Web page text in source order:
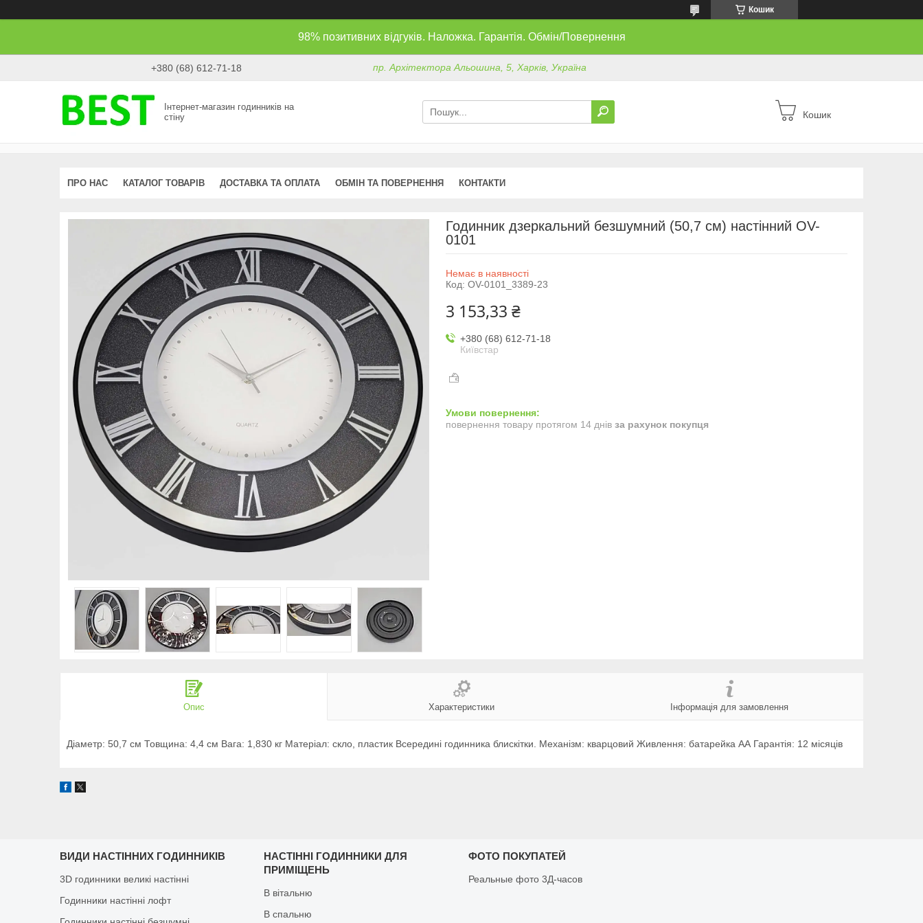
Кошик
98% позитивних відгуків. Наложка. Гарантія. Обмін/Повернення
+380 (68) 612-71-18 пр. Архітектора Альошина, 5, Харків, Україна
Інтернет-магазин годинників на
стіну
Кошик
ПРО НАС КАТАЛОГ ТОВАРІВ ДОСТАВКА ТА ОПЛАТА ОБМІН ТА ПОВЕРНЕННЯ КОНТАКТИ
Годинник дзеркальний безшумний (50,7 см) настінний OV-
0101
Немає в наявності
Код: OV-0101_3389-23
3 153,33 ₴
+380 (68) 612-71-18
Київстар
повернення товару протягом 14 днів за рахунок покупця
Опис Характеристики Інформація для замовлення
Діаметр: 50,7 см Товщина: 4,4 см Вага: 1,830 кг Матеріал: скло, пластик Всередині годинника блискітки. Механізм: кварцовий Живлення: батарейка АА Гарантія: 12 місяців
ВИДИ НАСТІННИХ ГОДИННИКІВ
3D годинники великі настінні
Годинники настінні лофт
НАСТІННІ ГОДИННИКИ ДЛЯ
ПРИМІЩЕНЬ
В вітальню
В спальню
ФОТО ПОКУПАТЕЙ
Реальные фото 3Д-часов